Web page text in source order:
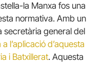
la Manxa fos una
normativa. Amb un
secretària general del
a l’aplicació d’aquesta
i Batxillerat. Aquesta